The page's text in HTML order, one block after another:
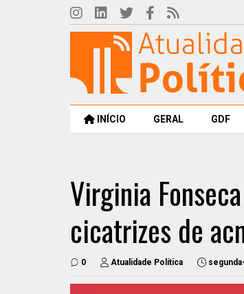
INÍCIO GERAL GDF
Virginia
cicatrizes de
0 Atualidade Política